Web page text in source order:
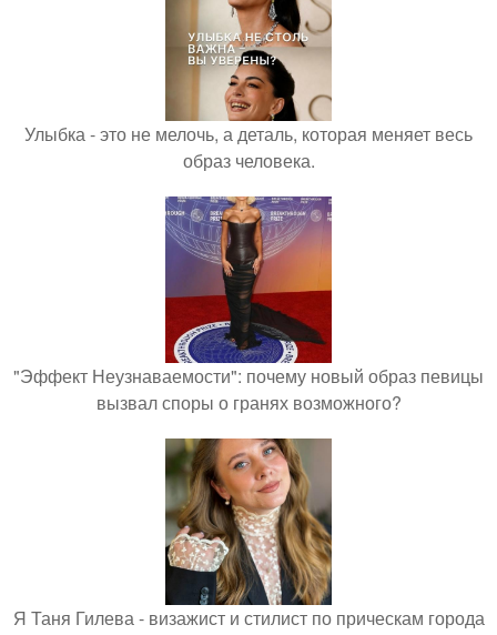
Улыбка - это не мелочь, а деталь, которая меняет весь
образ человека.
"Эффект Неузнаваемости": почему новый образ певицы
вызвал споры о гранях возможного?
Я Таня Гилева - визажист и стилист по прическам города